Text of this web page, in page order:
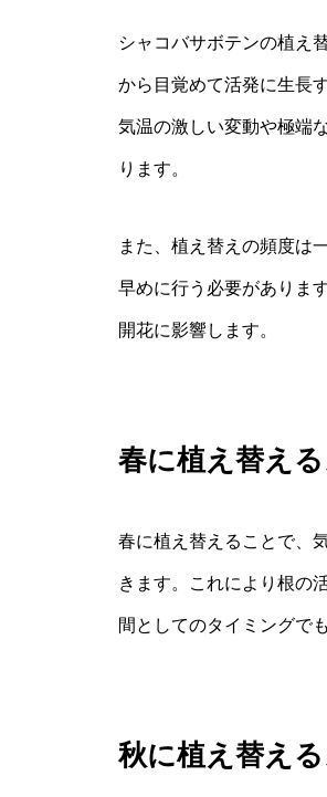
シャコバサボテンの植え
から目覚めて活発に生長
気温の激しい変動や極端
ります。
また、植え替えの頻度は
早めに行う必要がありま
開花に影響します。
春に植え替え
春に植え替えることで、
きます。これにより根の
間としてのタイミングで
秋に植え替え